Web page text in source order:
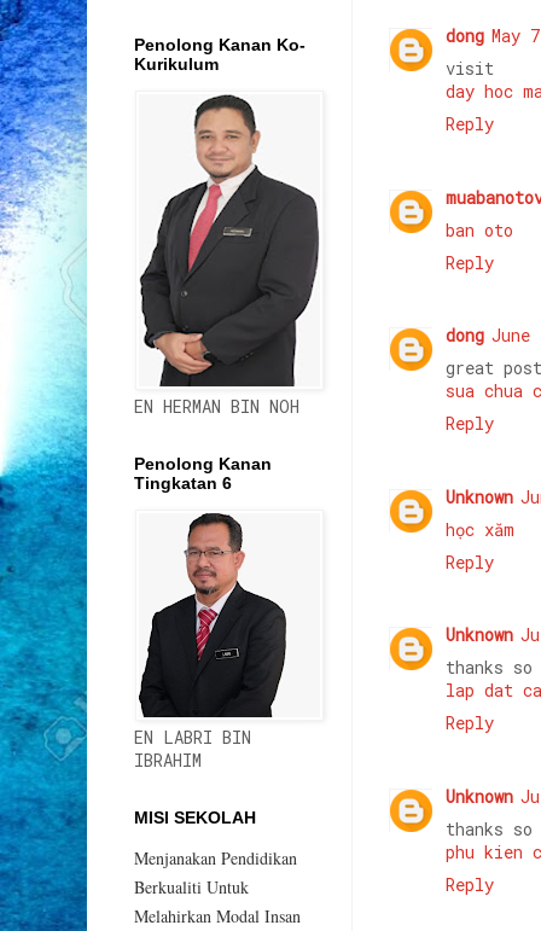
dong May
visit
day hoc
Reply
ban oto
Reply
dong June
great
sua chua
Reply
Unknown
học xăm
Reply
Unknown
thanks so
lap dat
Reply
Unknown
thanks so
phu kien
Reply
Penolong Kanan Ko-
Kurikulum
EN HERMAN BIN NOH
Penolong Kanan
Tingkatan 6
EN LABRI BIN
IBRAHIM
MISI SEKOLAH
Menjanakan Pendidikan
Berkualiti Untuk
Melahirkan Modal Insan